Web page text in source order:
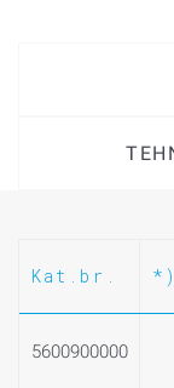
Kat.br. *)
5600900000